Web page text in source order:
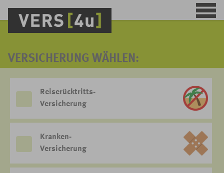
VERSICHERUNG WÄHLEN:
Reiserücktritts-
Versicherung
Kranken-
Versicherung